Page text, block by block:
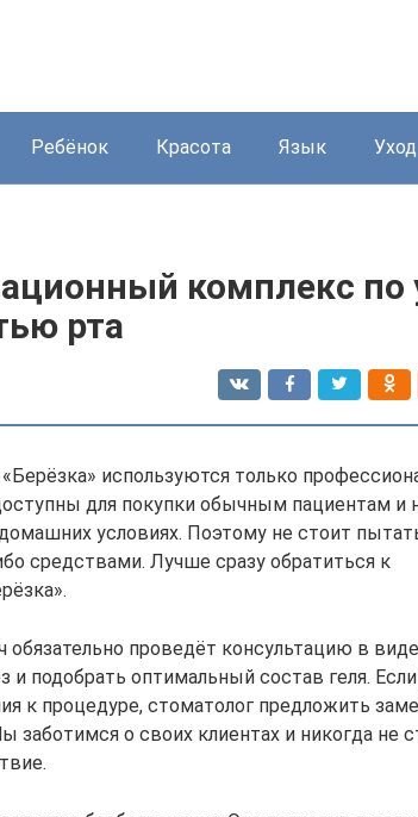
Ребёнок Красота Язык Уход
комплекс по
рта
используются только
для покупки обычным пациентам и
условиях. Поэтому не стоит
средствами. Лучше сразу обратиться к
проведёт консультацию в
подобрать оптимальный состав геля.
к процедуре, стоматолог предложить
заботимся о своих клиентах и никогда не